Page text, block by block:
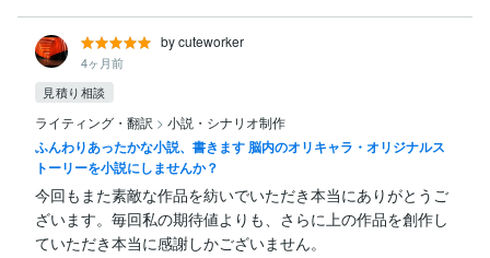
by cuteworker
4ヶ月前
見積り相談
ライティング・翻訳 > 小説・シナリオ制作
ふんわりあったかな小説、書きます 脳内のオリキャラ・オリジナルス
トーリーを小説にしませんか？
今回もまた素敵な作品を紡いでいただき本当にありがとうご
ざいます。毎回私の期待値よりも、さらに上の作品を創作し
ていただき本当に感謝しかございません。